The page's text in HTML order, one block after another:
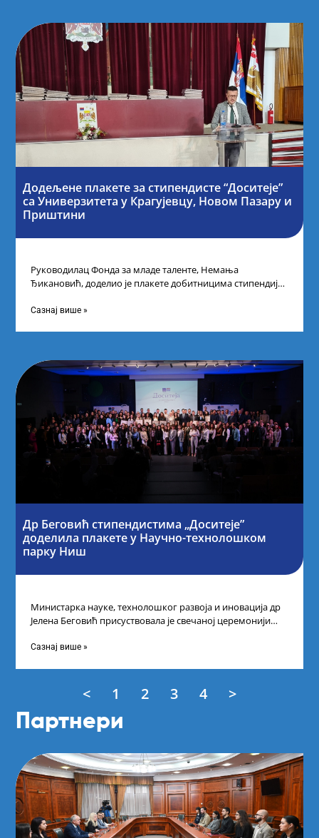
Додељене плакете за стипендисте “Доситеје”
са Универзитета у Крагујевцу, Новом Пазару и
Приштини
Руководилац Фонда за младе таленте, Немања
Ђикановић, доделио је плакете добитницима стипендије
Сазнај више »
Др Беговић стипендистима „Доситеје”
доделила плакете у Научно-технолошком
парку Ниш
Министарка науке, технолошког развоја и иновација др
Јелена Беговић присуствовала је свечаној церемонији
„Доситеја” Фонда
Сазнај више »
< 1 2 3 4 >
Партнери